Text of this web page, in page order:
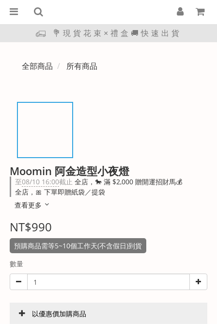
💐現貨花束×禮盒🚚快速出貨
全部商品 所有商品
Moomin 阿金造型小夜燈
至08/10 16:00截止 全店，🐎 滿 $2,000 贈開運招財馬💰
全店，🎀 下單即贈紙袋／提袋
查看更多
NT$990
預購商品需等5~10個工作天(不含假日)到貨
數量
以優惠價加購商品